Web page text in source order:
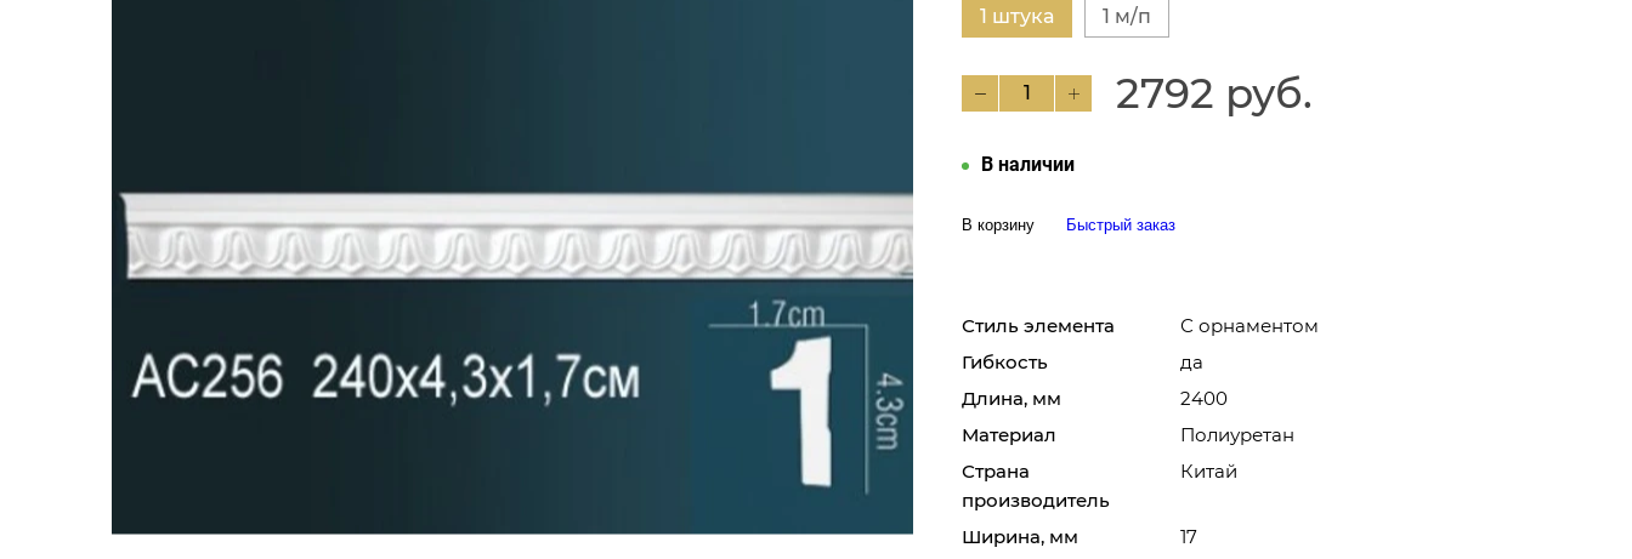
1 штука 1 м/п
2792 руб.
В наличии
В корзину Быстрый заказ
Стиль элемента
С орнаментом
Гибкость
да
Длина, мм
2400
Материал
Полиуретан
Страна
производитель
Китай
Ширина, мм
17